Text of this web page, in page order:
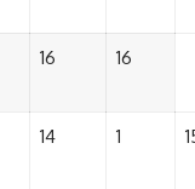
16 16
14 1